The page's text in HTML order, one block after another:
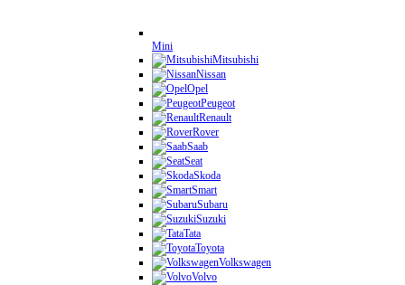
Mini
Mitsubishi
Nissan
Opel
Peugeot
Renault
Rover
Saab
Seat
Skoda
Smart
Subaru
Suzuki
Tata
Toyota
Volkswagen
Volvo